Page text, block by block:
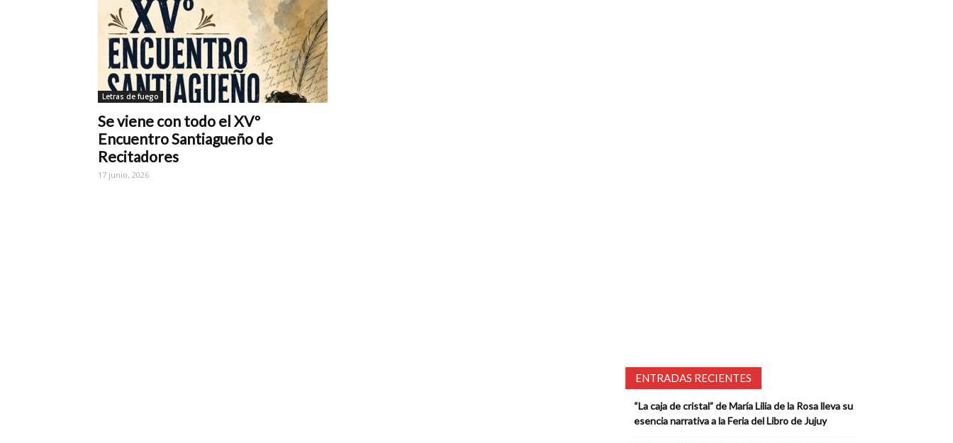
Letras de fuego
Se viene con todo el XVº
Encuentro Santiagueño de
Recitadores
17 junio, 2026
ENTRADAS RECIENTES
“La caja de cristal” de María Lilia de la Rosa lleva su
esencia narrativa a la Feria del Libro de Jujuy